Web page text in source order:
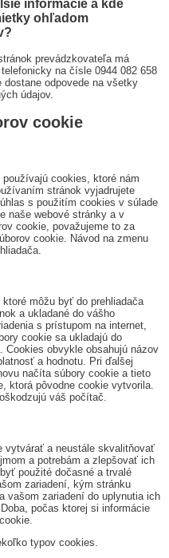
informácie a kde
ohľadom
prevádzkovateľa má
na čísle 0944 082 658
dostane odpovede na všetky
údajov.
cookie
cookies, ktoré nám
stránok vyjadrujete
s použitím cookies v súlade
naše webové stránky a v
cookie, považujeme to za
cookie. Návod na zmenu
môžu byť do prehliadača
a ukladané do vášho
s prístupom na internet,
cookie sa ukladajú do
Cookies obvykle obsahujú názov
a hodnotu. Pri ďalšej
načíta súbory cookie a tieto
ktorá pôvodne cookie vytvorila.
váš počítač.
vytvárať a neustále skvalitňovať
a potrebám a zlepšovať ich
použité dočasné a trvalé
zariadení, kým stránku
vašom zariadení do uplynutia ich
počas ktorej si informácie
typov cookies.